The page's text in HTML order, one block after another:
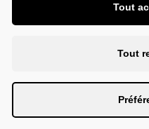
Tout
Tout